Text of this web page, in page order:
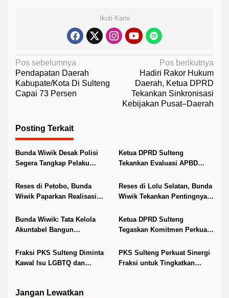
Ikuti Kami
N
a
v
g
a
s
i
p
o
Pos sebelumnya
Pendapatan Daerah
Kabupate/Kota Di Sulteng
Capai 73 Persen
Pos berikutnya
Hadiri Rakor Hukum
Daerah, Ketua DPRD
Tekankan Sinkronisasi
Kebijakan Pusat–Daerah
Posting Terkait
Bunda Wiwik Desak Polisi
Segera Tangkap Pelaku
di Duyu
Ketua DPRD Sulteng
Tekankan Evaluasi APBD
Reses di Petobo, Bunda
Wiwik Paparkan Realisasi
Warga
Reses di Lolu Selatan, Bunda
Wiwik Tekankan Pentingnya
Bunda Wiwik: Tata Kelola
Akuntabel Bangun
Ketua DPRD Sulteng
Tegaskan Komitmen Perkuat
KPK
Fraksi PKS Sulteng Diminta
Kawal Isu LGBTQ dan
PKS Sulteng Perkuat Sinergi
Fraksi untuk Tingkatkan
Jangan Lewatkan